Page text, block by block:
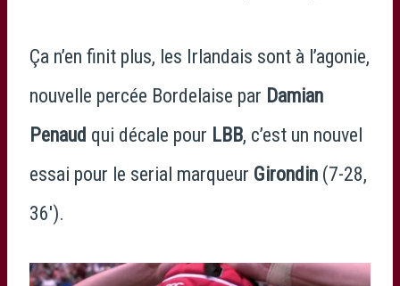
Ça n’en finit plus, les Irlandais sont à l’agonie,
nouvelle percée Bordelaise par Damian
Penaud qui décale pour LBB, c’est un nouvel
essai pour le serial marqueur Girondin (7-28,
36′).